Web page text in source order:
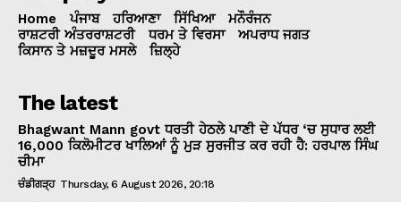
Home ਪੰਜਾਬ ਹਰਿਆਣਾ ਸਿੱਖਿਆ
ਮਨੌਰੰਜਨ
ਰਾਸ਼ਟਰੀ ਅੰਤਰਰਾਸ਼ਟਰੀ
ਧਰਮ ਤੇ ਵਿਰਸਾ
ਅਪਰਾਧ ਜਗਤ
ਕਿਸਾਨ ਤੇ ਮਜ਼ਦੂਰ ਮਸਲੇ
ਜ਼ਿਲ੍ਹੇ
The latest
Bhagwant Mann govt ਧਰਤੀ ਹੇਠਲੇ ਪਾਣੀ ਦੇ ਪੱਧਰ ‘ਚ ਸੁਧਾਰ ਲਈ
16,000 ਕਿਲੋਮੀਟਰ ਖਾਲਿਆਂ ਨੂੰ ਮੁੜ ਸੁਰਜੀਤ ਕਰ ਰਹੀ ਹੈ: ਹਰਪਾਲ ਸਿੰਘ
ਚੀਮਾ
ਚੰਡੀਗੜ੍ਹ Thursday, 6 August 2026, 20:18